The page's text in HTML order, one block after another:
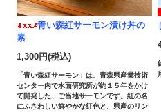
青い森紅サーモン漬け丼の
素
1,300円(税込)
「青い森紅サーモン」は、青森県産業技術
センター内で水面研究所が約１５年をかけ
て開発した、ご当地サーモンです。紅の名
にふさわしい鮮やかな紅色と、県産のリン